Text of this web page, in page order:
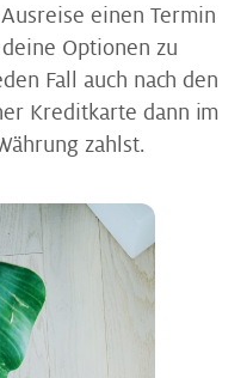
einen Termin
Optionen zu
Fall auch nach den
Kreditkarte dann im
zahlst.